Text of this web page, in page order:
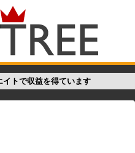
トで収益を得ています